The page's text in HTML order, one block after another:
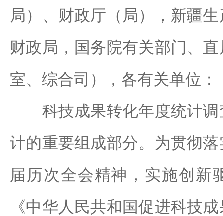
局）、财政厅（局），新疆
财政局，国务院有关部门、
室、综合司），各有关单位：
科技成果转化年度统计调
计的重要组成部分。为贯彻
届历次全会精神，实施创新
《中华人民共和国促进科技